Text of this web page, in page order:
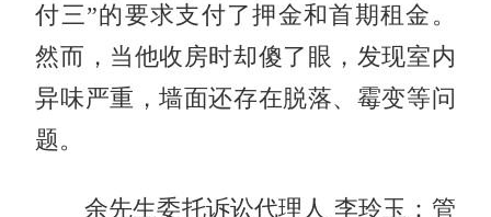
付三”的要求支付了押金和首期租金。
然而，当他收房时却傻了眼，发现室内
异味严重，墙面还存在脱落、霉变等问
题。
余先生委托诉讼代理人 李玲玉：管